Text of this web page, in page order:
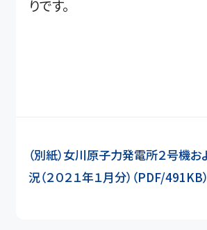
りです。
（別紙）女川原子力発電所２号機
況（２０２１年１月分）（PDF/491KB）